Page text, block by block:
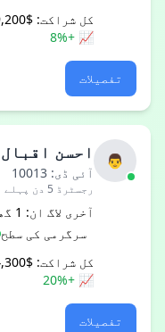
کل شراکت: $9,200
📈 +8%
تفصیلات
👨 احسن اقبال
آئی ڈی: 10013
رجسٹرڈ 5 دن پہلے
آخری لاگ ان: 1 گھنٹہ پہلے
سرگرمی کی سطح
کل شراکت: $24,300
📈 +20%
تفصیلات